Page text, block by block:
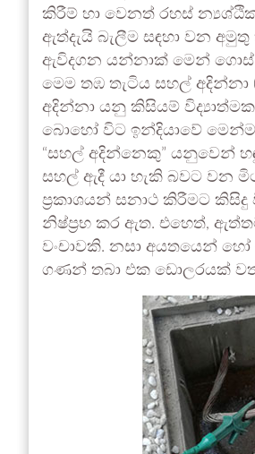
කිරීම් හා වෙනත් රහස්
ඇත්දැයි බැලීම සඳහා වන
ඇවිදගන යන්නාක් මෙන් ගොස්
මෙම තඹ තැටිය සහල් අදින්නා
අදින්නා යනු කිසියම්
බොහෝ විට ඉන්දියාවේ මෙන්ම
“සහල් අදින්නෙකු” යනුවෙන්
සහල් ඇදී යා හැකි බවට වන
ප්‍රකාශයන් සනාථ කිරීමට
නිෂ්ප්‍රභ කර ඇත. එහෙත්,
වංචාවකි. නසා අයතයෙන්
ගණන් තබා එක ඩොලරයක් වත්